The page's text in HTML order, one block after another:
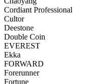
Cordiant Professional
Cultor
Deestone
Double Coin
EVEREST
Ekka
FORWARD
Forerunner
Fortune